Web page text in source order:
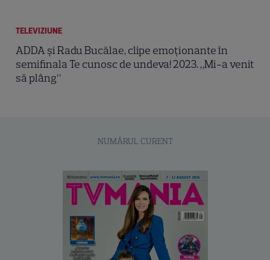
TELEVIZIUNE
ADDA și Radu Bucălae, clipe emoționante în
semifinala Te cunosc de undeva! 2023. „Mi-a venit
să plâng”
NUMĂRUL CURENT